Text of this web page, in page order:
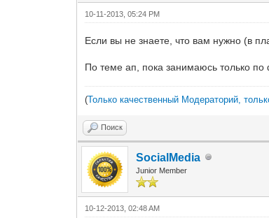
10-11-2013, 05:24 PM
Если вы не знаете, что вам нужно (в
По теме ап, пока занимаюсь только
(Только качественный Модераторий,
Поиск
SocialMedia
Junior Member
10-12-2013, 02:48 AM